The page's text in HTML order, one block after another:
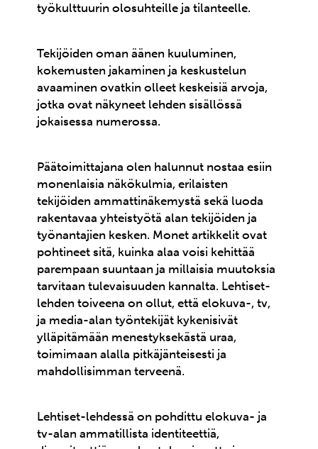
työkulttuurin olosuhteille ja tilanteelle.
Tekijöiden oman äänen kuuluminen,
kokemusten jakaminen ja keskustelun
avaaminen ovatkin olleet keskeisiä arvoja,
jotka ovat näkyneet lehden sisällössä
jokaisessa numerossa.
Päätoimittajana olen halunnut nostaa esiin
monenlaisia näkökulmia, erilaisten
tekijöiden ammattinäkemystä sekä luoda
rakentavaa yhteistyötä alan tekijöiden ja
työnantajien kesken. Monet artikkelit ovat
pohtineet sitä, kuinka alaa voisi kehittää
parempaan suuntaan ja millaisia muutoksia
tarvitaan tulevaisuuden kannalta. Lehtiset-
lehden toiveena on ollut, että elokuva-, tv,
ja media-alan työntekijät kykenisivät
ylläpitämään menestyksekästä uraa,
toimimaan alalla pitkäjänteisesti ja
mahdollisimman terveenä.
Lehtiset-lehdessä on pohdittu elokuva- ja
tv-alan ammatillista identiteettiä,